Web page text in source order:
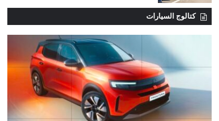
كتالوج السيارات